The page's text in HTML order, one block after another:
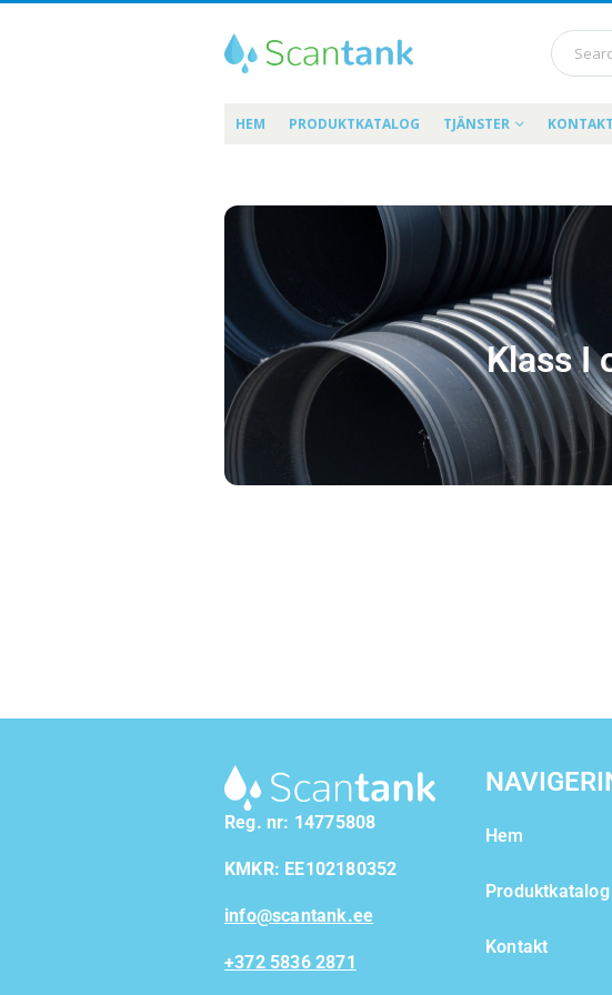
HEM PRODUKTKATALOG TJÄNSTER KONTAKT
Klass I
Reg. nr: 14775808
KMKR: EE102180352
info@scantank.ee
+372 5836 2871
Hem
Produktkatalog
Kontakt